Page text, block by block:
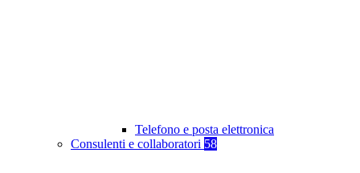
Telefono e posta elettronica
Consulenti e collaboratori 58